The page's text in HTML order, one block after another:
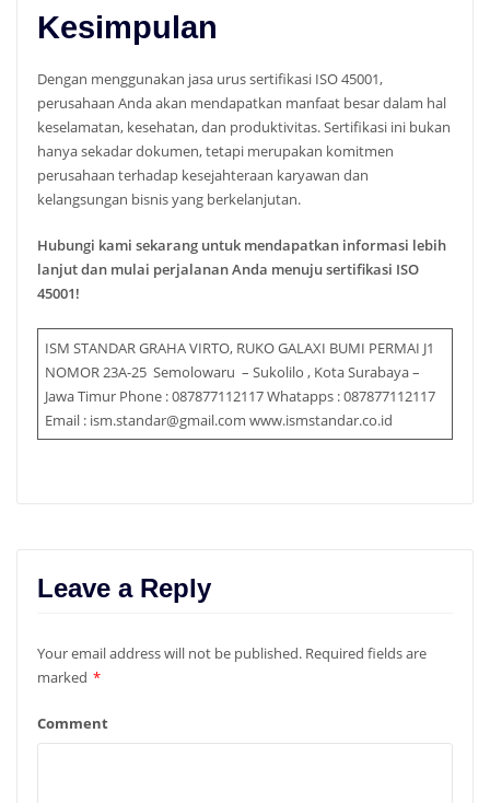
Kesimpulan
Dengan menggunakan jasa urus sertifikasi ISO 45001,
perusahaan Anda akan mendapatkan manfaat besar dalam hal
keselamatan, kesehatan, dan produktivitas. Sertifikasi ini bukan
hanya sekadar dokumen, tetapi merupakan komitmen
perusahaan terhadap kesejahteraan karyawan dan
kelangsungan bisnis yang berkelanjutan.
Hubungi kami sekarang untuk mendapatkan informasi lebih
lanjut dan mulai perjalanan Anda menuju sertifikasi ISO
45001!
ISM STANDAR GRAHA VIRTO, RUKO GALAXI BUMI PERMAI J1
NOMOR 23A-25 Semolowaru – Sukolilo , Kota Surabaya –
Jawa Timur Phone : 087877112117 Whatapps : 087877112117
Email : ism.standar@gmail.com www.ismstandar.co.id
Leave a Reply
Your email address will not be published. Required fields are
marked *
Comment